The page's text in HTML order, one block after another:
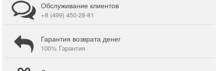
Обслуживание клиентов
+8 (499) 450-28-81
Гарантия возврата денег
100% Гарантия